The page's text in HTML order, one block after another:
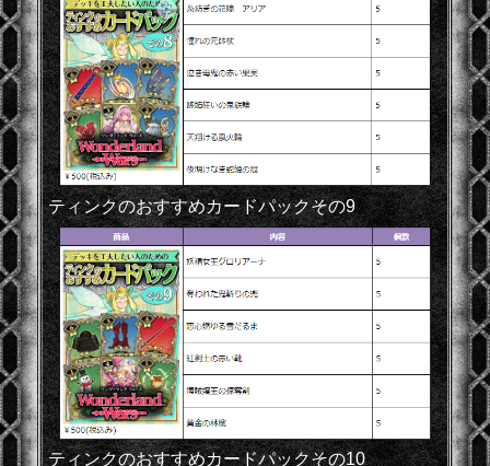
ティンクのおすすめカードパックその9
ティンクのおすすめカードパックその10